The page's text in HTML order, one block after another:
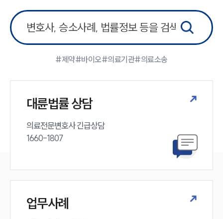
대륜법률상담예약
대륜법률상담예약
#제약#바이오#의료기관#의료소송
대륜법률 상담
의료전문변호사 긴급상담
1660-1807
업무사례